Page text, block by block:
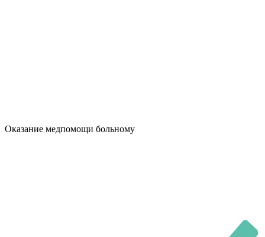
Оказание медпомощи больному